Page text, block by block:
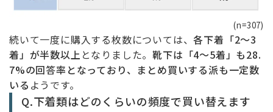
(n=307)
続いて一度に購入する枚数については、各下着「2～3
着」が半数以上 となりました。靴下は「4～5着」も28.
7%の回答率となっており、まとめ買いする派も一定数
いる ようです。
Q.下着類はどのくらいの頻度で買い替えます